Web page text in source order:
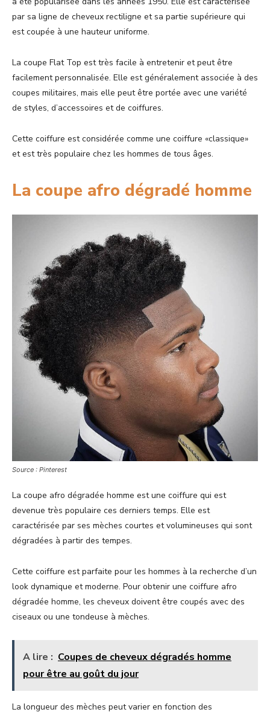
par sa ligne de cheveux rectiligne et sa partie supérieure qui
est coupée à une hauteur uniforme.
La coupe Flat Top est très facile à entretenir et peut être
facilement personnalisée. Elle est généralement associée à des
coupes militaires, mais elle peut être portée avec une variété
de styles, d’accessoires et de coiffures.
Cette coiffure est considérée comme une coiffure «classique»
et est très populaire chez les hommes de tous âges.
La coupe afro dégradé homme
Source : Pinterest
La coupe afro dégradée homme est une coiffure qui est
devenue très populaire ces derniers temps. Elle est
caractérisée par ses mèches courtes et volumineuses qui sont
dégradées à partir des tempes.
Cette coiffure est parfaite pour les hommes à la recherche d’un
look dynamique et moderne. Pour obtenir une coiffure afro
dégradée homme, les cheveux doivent être coupés avec des
ciseaux ou une tondeuse à mèches.
A lire : Coupes de cheveux dégradés homme
pour être au goût du jour
La longueur des mèches peut varier en fonction des